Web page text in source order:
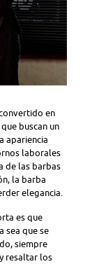
en
buscan un
apariencia
laborales
de las barbas
la barba
elegancia.
es que
sea que se
siempre
resaltar los